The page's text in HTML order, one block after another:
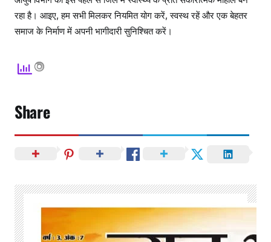
रहा है। आइए, हम सभी मिलकर नियमित योग करें, स्वस्थ रहें और एक बेहतर
समाज के निर्माण में अपनी भागीदारी सुनिश्चित करें।
Share